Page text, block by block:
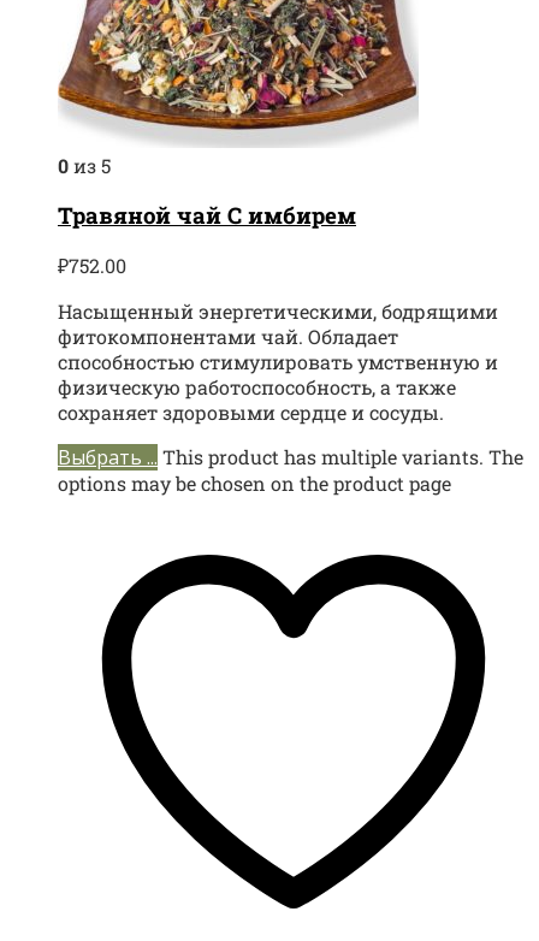
0из 5
Травяной чай С имбирем
₽752.00
Насыщенный энергетическими, бодрящими
фитокомпонентами чай. Обладает
способностью стимулировать умственную и
физическую работоспособность, а также
сохраняет здоровыми сердце и сосуды.
Выбрать ... This product has multiple variants. The
options may be chosen on the product page